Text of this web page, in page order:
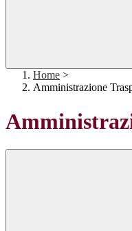
Home >
Amministrazione